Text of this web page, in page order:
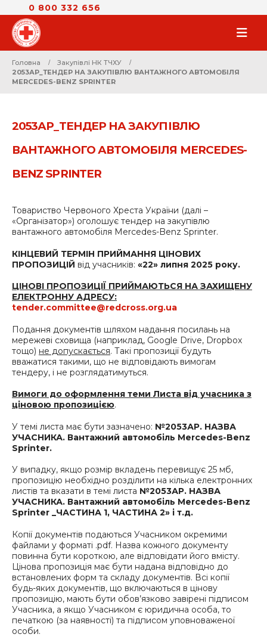
0 800 332 656
Головна
Закупівлі НК ТЧХУ
2053АР_ТЕНДЕР НА ЗАКУПІВЛЮ ВАНТАЖНОГО АВТОМОБІЛЯ
MERCEDES-BENZ SPRINTER
2053АР_ТЕНДЕР НА ЗАКУПІВЛЮ
ВАНТАЖНОГО АВТОМОБІЛЯ MERCEDES-
BENZ SPRINTER
Товариство Червоного Хреста України (далі –
«Організатор») оголошує тендер на закупівлю
вантажного автомобіля Mercedes-Benz Sprinter.
КІНЦЕВИЙ ТЕРМІН ПРИЙМАННЯ ЦІНОВИХ
ПРОПОЗИЦІЙ від учасників: «22» липня 2025 року.
ЦІНОВІ ПРОПОЗИЦІЇ ПРИЙМАЮТЬСЯ НА ЗАХИЩЕНУ
ЕЛЕКТРОННУ АДРЕСУ:
tender.committee@redcross.org.ua
Подання документів шляхом надання посилань на
мережеві сховища (наприклад, Google Drive, Dropbox
тощо) не допускається. Такі пропозиції будуть
вважатися такими, що не відповідають вимогам
тендеру, і не розглядатимуться.
Вимоги до оформлення теми Листа від учасника з
ціновою пропозицією.
У темі листа має бути зазначено: №2053АР. НАЗВА
УЧАСНИКА. Вантажний автомобіль Mercedes-Benz
Sprinter.
У випадку, якщо розмір вкладень перевищує 25 мб,
пропозицію необхідно розділити на кілька електронних
листів та вказати в темі листа №2053АР. НАЗВА
УЧАСНИКА. Вантажний автомобіль Mercedes-Benz
Sprinter _ЧАСТИНА 1, ЧАСТИНА 2» і т.д.
Копії документів подаються Учасником окремими
файлами у форматі .pdf. Назва кожного документу
повинна бути короткою, але відповідати його вмісту.
Цінова пропозиція має бути надана відповідно до
встановлених форм та складу документів. Всі копії
будь-яких документів, що включаються в цінову
пропозицію, мають бути обов’язково завірені підписом
Учасника, а якщо Учасником є юридична особа, то
печаткою (за наявності) та підписом уповноваженої
особи.